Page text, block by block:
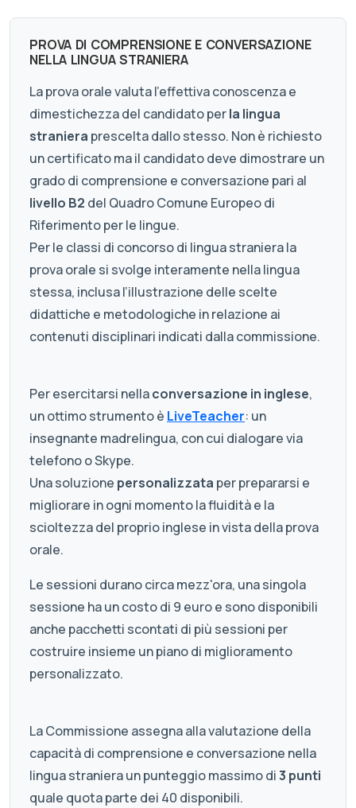
PROVA DI COMPRENSIONE E CONVERSAZIONE
NELLA LINGUA STRANIERA
La prova orale valuta l'effettiva conoscenza e
dimestichezza del candidato perla lingua
straniera prescelta dallo stesso. Non è richiesto
un certificato ma il candidato deve dimostrare un
grado di comprensione e conversazione pari al
livello B2 del Quadro Comune Europeo di
Riferimento per le lingue.
Per le classi di concorso di lingua straniera la
prova orale si svolge interamente nella lingua
stessa, inclusa l’illustrazione delle scelte
didattiche e metodologiche in relazione ai
contenuti disciplinari indicati dalla commissione.
Per esercitarsi nellaconversazione in inglese,
un ottimo strumento è LiveTeacher: un
insegnante madrelingua, con cui dialogare via
telefono o Skype.
Una soluzione personalizzata per prepararsi e
migliorare in ogni momento la fluidità e la
scioltezza del proprio inglese in vista della prova
orale.
Le sessioni durano circa mezz'ora, una singola
sessione ha un costo di 9 euro e sono disponibili
anche pacchetti scontati di più sessioni per
costruire insieme un piano di miglioramento
personalizzato.
La Commissione assegna alla valutazione della
capacità di comprensione e conversazione nella
lingua straniera un punteggio massimo di3 punti
quale quota parte dei 40 disponibili.